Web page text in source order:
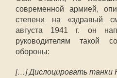
современной армией,
степени на «здравый
августа 1941 г. он
руководителям такой
обороны:
[…] Дислоцировать танки